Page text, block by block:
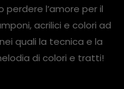
l’amore per il
acrilici e colori ad
quali la tecnica e la
di colori e tratti!